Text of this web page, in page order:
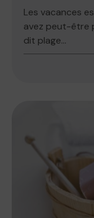
Les vacances
avez peut-être
dit plage...